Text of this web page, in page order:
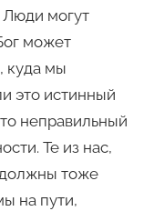
Люди могут
может
куда мы
это истинный
неправильный
Те из нас,
должны тоже
на пути,